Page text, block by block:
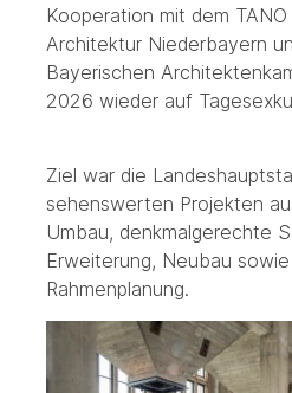
Kooperation mit dem
Architektur Niederbayern
Bayerischen
2026 wieder auf
Ziel war die
sehenswerten Projekten
Umbau, denkmalgerechte
Erweiterung, Neubau
Rahmenplanung.